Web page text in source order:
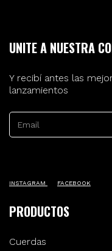
UNITE A NUESTRA
Y recibí antes las
lanzamientos
INSTAGRAM FACEBOOK
PRODUCTOS
Cuerdas